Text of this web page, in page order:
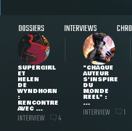
DOSSIERS INTERVIEWS
SUPERGIRL
ET
HELEN
DE
WYNDHORN
:
RENCONTRE
AVEC ...
INTERVIEW 4
"CHAQUE
AUTEUR
S'INSPIRE
DU
MONDE
RÉEL" :
...
INTERVIEW 1